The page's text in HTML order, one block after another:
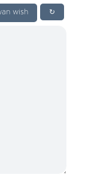
↻
wish